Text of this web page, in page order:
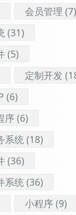
会员管理 (7)
(31)
(5)
定制开发
(6)
序(6)
系统(18)
(36)
系统(36)
小程序(9)